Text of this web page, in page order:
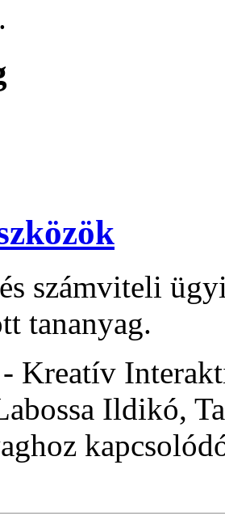
számviteli
tananyag.
Kreatív
Ildikó,